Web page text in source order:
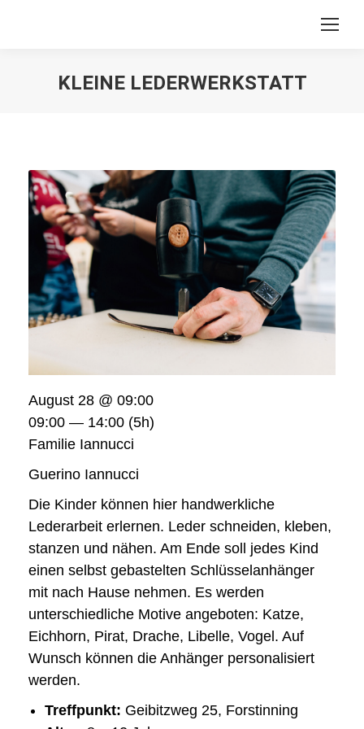
KLEINE LEDERWERKSTATT
Die Kinder können hier handwerkliche
Lederarbeit erlernen. Leder schneiden, kleben,
stanzen und nähen. Am Ende soll jedes Kind
einen selbst gebastelten Schlüsselanhänger
mit nach Hause nehmen. Es werden
unterschiedliche Motive angeboten: Katze,
Eichhorn, Pirat, Drache, Libelle, Vogel. Auf
Wunsch können die Anhänger personalisiert
werden.
Treffpunkt: Geibitzweg 25, Forstinning
August 28 @ 09:00
09:00 — 14:00 (5h)
Familie Iannucci
Guerino Iannucci